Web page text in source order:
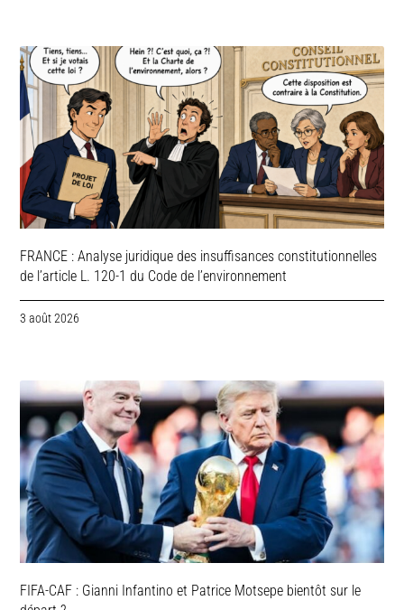
FRANCE : Analyse juridique des insuffisances constitutionnelles
de l’article L. 120-1 du Code de l’environnement
3 août 2026
FIFA-CAF : Gianni Infantino et Patrice Motsepe bientôt sur le